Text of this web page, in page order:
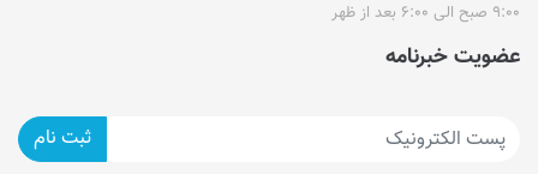
۹:۰۰ صبح الی ۶:۰۰ بعد از ظهر
عضویت خبرنامه
ثبت نام